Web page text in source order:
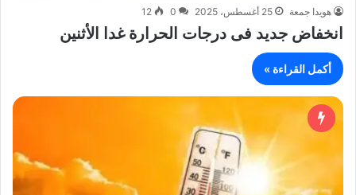
هويدا جمعة 25 أغسطس، 2025 0
12
انخفاض جديد فى درجات الحرارة غدا الأثنين
أكمل القراءة »